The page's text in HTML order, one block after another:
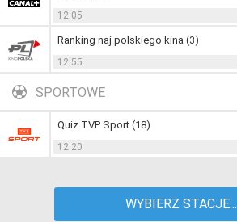
12:05
Ranking naj polskiego kina (3)
12:55
SPORTOWE
Quiz TVP Sport (18)
12:20
WYBIERZ STACJE...